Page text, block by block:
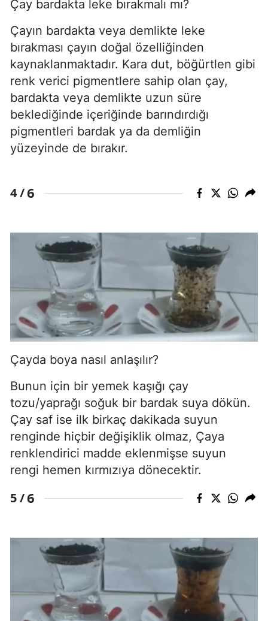
Çay bardakta leke bırakmalı mı?
Çayın bardakta veya demlikte leke
bırakması çayın doğal özelliğinden
kaynaklanmaktadır. Kara dut, böğürtlen gibi
renk verici pigmentlere sahip olan çay,
bardakta veya demlikte uzun süre
beklediğinde içeriğinde barındırdığı
pigmentleri bardak ya da demliğin
yüzeyinde de bırakır.
4 /6
Çayda boya nasıl anlaşılır?
Bunun için bir yemek kaşığı çay
tozu/yaprağı soğuk bir bardak suya dökün.
Çay saf ise ilk birkaç dakikada suyun
renginde hiçbir değişiklik olmaz, Çaya
renklendirici madde eklenmişse suyun
rengi hemen kırmızıya dönecektir.
5 /6